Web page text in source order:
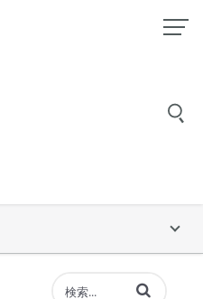
動画の検索語句